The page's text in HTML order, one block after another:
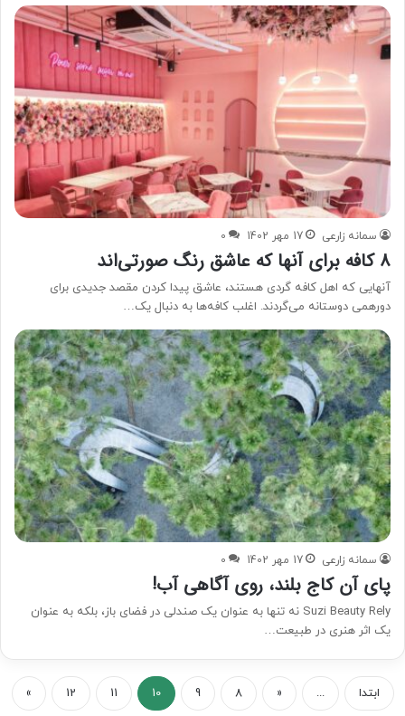
سمانه زارعی 17 مهر 1402 0
8 کافه برای آنها که عاشق رنگ صورتی‌اند
آنهایی که اهل کافه گردی هستند، عاشق پیدا کردن مقصد جدیدی برای
دورهمی دوستانه می‌گردند. اغلب کافه‌ها به دنبال یک…
سمانه زارعی 17 مهر 1402 0
پای آن کاج بلند، روی آگاهی آب!
Suzi Beauty Rely نه تنها به عنوان یک صندلی در فضای باز، بلکه به عنوان
یک اثر هنری در طبیعت…
ابتدا ...
«
8
9
10
11
12
»